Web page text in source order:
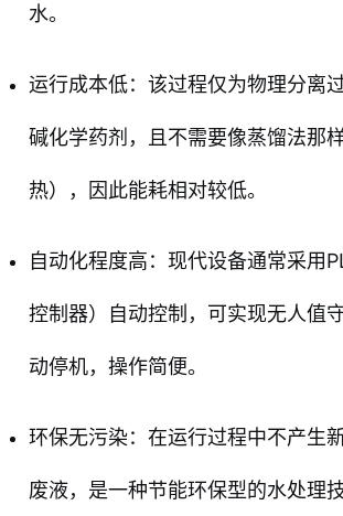
水。
运行成本低：该过程仅为物理分离
碱化学药剂，且不需要像蒸馏法那
热），因此能耗相对较低。
自动化程度高：现代设备通常采用
控制器）自动控制，可实现无人值
动停机，操作简便。
环保无污染：在运行过程中不产生
废液，是一种节能环保型的水处理技